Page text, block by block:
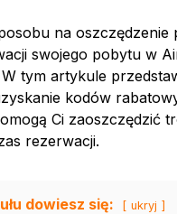
na oszczędzenie
swojego pobytu w
tym artykule
kodów
Ci zaoszczędzić
rezerwacji.
dowiesz się: ukryj